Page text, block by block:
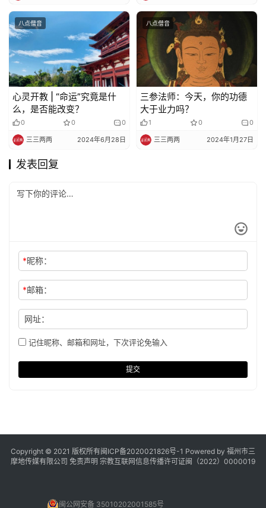
八点僧音
心灵开教 | “命运”究竟是什
么，是否能改变？
0 0 0
三三两两 2024年6月28日
八点僧音
三参法师：今天，你的功德
大于业力吗？
1 0 0
三三两两 2024年1月27日
发表回复
*昵称：
*邮箱：
网址：
记住昵称、邮箱和网址，下次评论免输入
提交
Copyright © 2021 版权所有闽ICP备2020021826号-1 Powered by 福州市三
摩地传媒有限公司 免责声明 宗教互联网信息传播许可证闽（2022）0000019
闽公网安备 35010202001585号